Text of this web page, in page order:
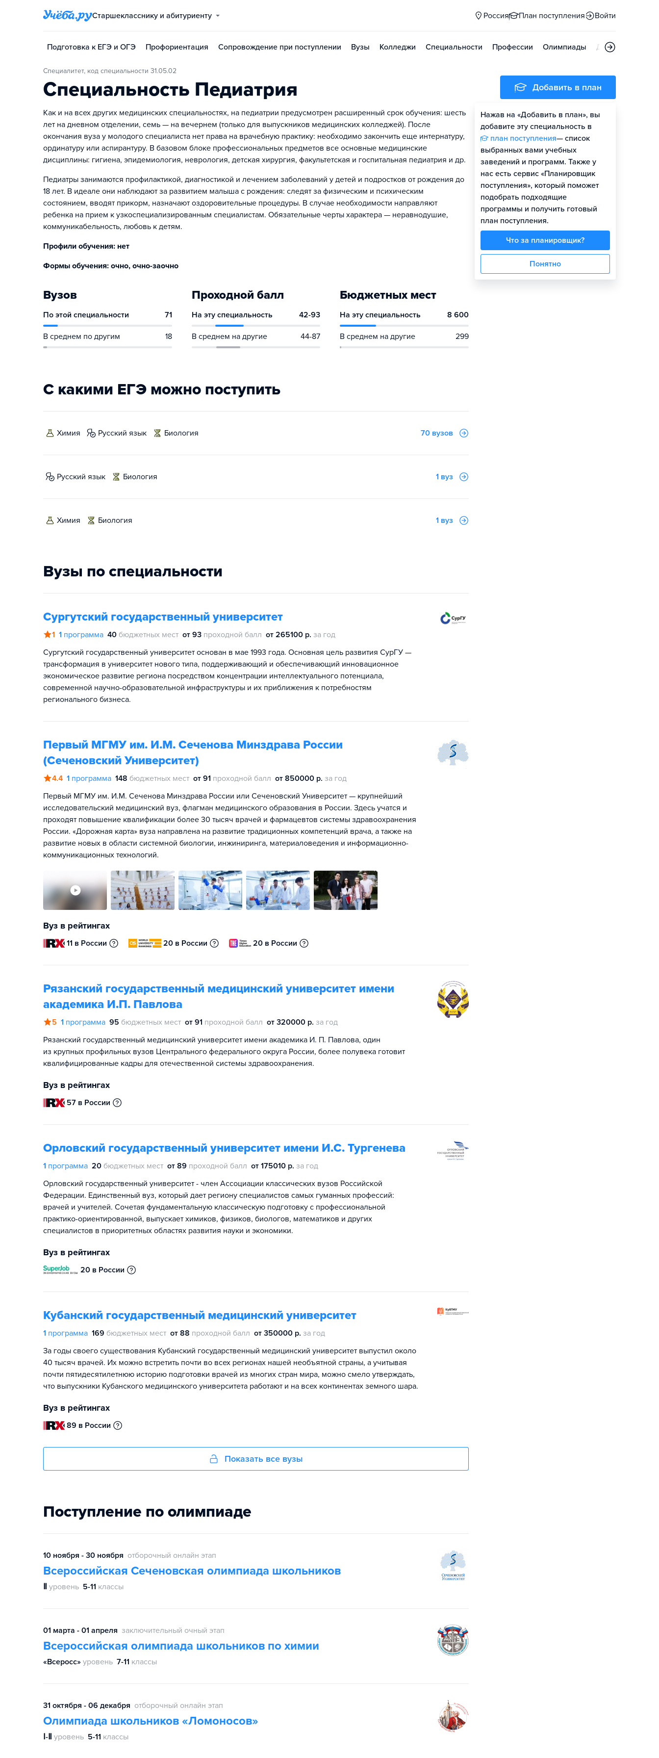
Старшекласснику и абитуриенту Россия План поступления Войти
Подготовка к ЕГЭ и ОГЭ Профориентация Сопровождение при поступлении Вузы Колледжи Специальности Профессии Олимпиады Дни открытых
Специалитет, код специальности 31.05.02
Специальность Педиатрия
Как и на всех других медицинских специальностях, на педиатрии предусмотрен расширенный срок обучения: шесть
лет на дневном отделении, семь — на вечернем (только для выпускников медицинских колледжей). После
окончания вуза у молодого специалиста нет права на врачебную практику: необходимо закончить еще интернатуру,
ординатуру или аспирантуру. В базовом блоке профессиональных предметов все основные медицинские
дисциплины: гигиена, эпидемиология, неврология, детская хирургия, факультетская и госпитальная педиатрия и др.
Педиатры занимаются профилактикой, диагностикой и лечением заболеваний у детей и подростков от рождения до
18 лет. В идеале они наблюдают за развитием малыша с рождения: следят за физическим и психическим
состоянием, вводят прикорм, назначают оздоровительные процедуры. В случае необходимости направляют
ребенка на прием к узкоспециализированным специалистам. Обязательные черты характера — неравнодушие,
коммуникабельность, любовь к детям.
Профили обучения: нет
Формы обучения: очно, очно-заочно
Вузов
По этой специальности 71
В среднем по другим 18
Проходной балл
На эту специальность 42-93
В среднем на другие 44-87
Бюджетных мест
На эту специальность 8 600
В среднем на другие 299
С какими ЕГЭ можно поступить
химия русский язык биология 70 вузов
русский язык биология 1 вуз
химия биология 1 вуз
Вузы по специальности
Сургутский государственный университет
1 1 программа 40 бюджетных мест от 93 проходной балл от 265100 р. за год
Сургутский государственный университет основан в мае 1993 года. Основная цель развития СурГУ —
трансформация в университет нового типа, поддерживающий и обеспечивающий инновационное
экономическое развитие региона посредством концентрации интеллектуального потенциала,
современной научно-образовательной инфраструктуры и их приближения к потребностям
регионального бизнеса.
Первый МГМУ им. И.М. Сеченова Минздрава России
(Сеченовский Университет)
4.4 1 программа 148 бюджетных мест от 91 проходной балл от 850000 р. за год
Первый МГМУ им. И.М. Сеченова Минздрава России или Сеченовский Университет — крупнейший
исследовательский медицинский вуз, флагман медицинского образования в России. Здесь учатся и
проходят повышение квалификации более 30 тысяч врачей и фармацевтов системы здравоохранения
России. «Дорожная карта» вуза направлена на развитие традиционных компетенций врача, а также на
развитие новых в области системной биологии, инжиниринга, материаловедения и информационно-
коммуникационных технологий.
Вуз в рейтингах
11 в России 20 в России 20 в России
Рязанский государственный медицинский университет имени
академика И.П. Павлова
5 1 программа 95 бюджетных мест от 91 проходной балл от 320000 р. за год
Рязанский государственный медицинский университет имени академика И. П. Павлова, один
из крупных профильных вузов Центрального федерального округа России, более полувека готовит
квалифицированные кадры для отечественной системы здравоохранения.
Вуз в рейтингах
57 в России
Орловский государственный университет имени И.С. Тургенева
1 программа 20 бюджетных мест от 89 проходной балл от 175010 р. за год
Орловский государственный университет - член Ассоциации классических вузов Российской
Федерации. Единственный вуз, который дает региону специалистов самых гуманных профессий:
врачей и учителей. Сочетая фундаментальную классическую подготовку с профессиональной
практико-ориентированной, выпускает химиков, физиков, биологов, математиков и других
специалистов в приоритетных областях развития науки и экономики.
Вуз в рейтингах
20 в России
Кубанский государственный медицинский университет
1 программа 169 бюджетных мест от 88 проходной балл от 350000 р. за год
За годы своего существования Кубанский государственный медицинский университет выпустил около
40 тысяч врачей. Их можно встретить почти во всех регионах нашей необъятной страны, а учитывая
почти пятидесятилетнюю историю подготовки врачей из многих стран мира, можно смело утверждать,
что выпускники Кубанского медицинского университета работают и на всех континентах земного шара.
Вуз в рейтингах
89 в России
Показать все вузы
Поступление по олимпиаде
10 ноября - 30 ноября отборочный онлайн этап
Всероссийская Сеченовская олимпиада школьников
Ⅱ уровень 5-11 классы
01 марта - 01 апреля заключительный очный этап
Всероссийская олимпиада школьников по химии
«Всеросс» уровень 7-11 классы
31 октября - 06 декабря отборочный онлайн этап
Олимпиада школьников «Ломоносов»
Ⅰ-Ⅱ уровень 5-11 классы
Добавить в план
Нажав на «Добавить в план», вы
добавите эту специальность в
план поступления— список
выбранных вами учебных
заведений и программ. Также у
нас есть сервис «Планировщик
поступления», который поможет
подобрать подходящие
программы и получить готовый
план поступления.
Что за планировщик?
Понятно